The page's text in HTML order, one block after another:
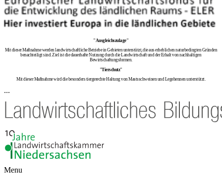
"Ausgleichszulage"
Mit dieser Maßnahme werden landwirtschaftliche Betriebe in Gebieten unterstützt, die aus erheblichen naturbedingten Gründen
benachteiligt sind. Ziel ist die dauerhafte Nutzung durch die Landwirtschaft und der Erhalt von nachhaltigen
Bewirtschaftungsformen.
"Tierschutz"
Mit dieser Maßnahme wird die besonders tiergerechte Haltung von Mastsschweinen und Legehennen unterstützt.
...
Menu